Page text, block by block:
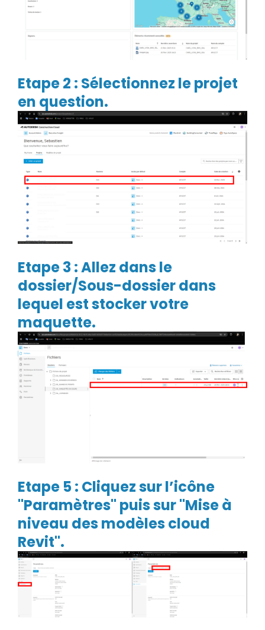
Etape 2 : Sélectionnez le projet
en question.
Etape 3 : Allez dans le
dossier/Sous-dossier dans
lequel est stocker votre
maquette.
Etape 5 : Cliquez sur l’icône
"Paramètres" puis sur "Mise à
niveau des modèles cloud
Revit".